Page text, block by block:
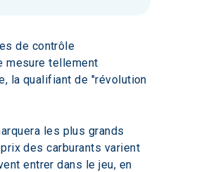
de contrôle
mesure tellement
la qualifiant de "révolution
les plus grands
des carburants varient
entrer dans le jeu, en